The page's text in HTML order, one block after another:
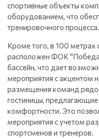
спортивные объекты
оборудованием, что
тренировочного процесса.
Кроме того, в 100 метрах
расположен ФОК
бассейн, что дает
мероприятия с акцентом
размещения команд
гостиницы,
комфортности. Это
мероприятия с учетом
спортсменов и тренеров.